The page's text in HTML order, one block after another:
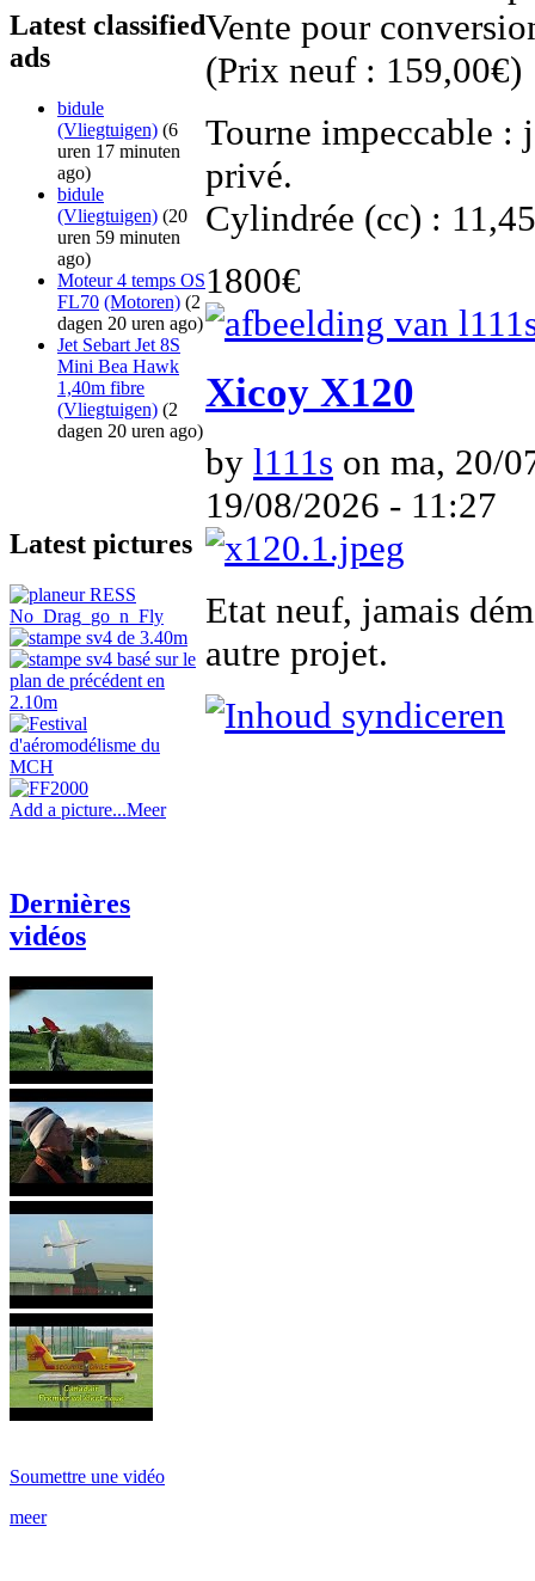
Latest classified
ads
bidule
(Vliegtuigen) (6
uren 17 minuten
ago)
bidule
(Vliegtuigen) (20
uren 59 minuten
ago)
Moteur 4 temps OS
FL70 (Motoren) (2
dagen 20 uren ago)
Jet Sebart Jet 8S
Mini Bea Hawk
1,40m fibre
(Vliegtuigen) (2
dagen 20 uren ago)
Latest pictures
Add a picture...Meer
Dernières
vidéos
Soumettre une vidéo
meer
Vente pour
(Prix neuf : 159,00€)
Tourne impeccable :
privé.
Cylindrée (cc) : 11,45
1800€
Xicoy X120
by l111s on ma, 20/
19/08/2026 - 11:27
Etat neuf, jamais
autre projet.